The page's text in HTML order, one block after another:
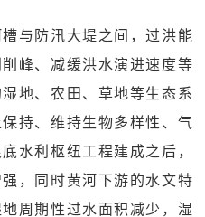
与防汛大堤之间，过洪能
峰、减缓洪水演进速度等
地、农田、草地等生态系
持、维持生物多样性、气
水利枢纽工程建成之后，
，同时黄河下游的水文特
周期性过水面积减少，湿